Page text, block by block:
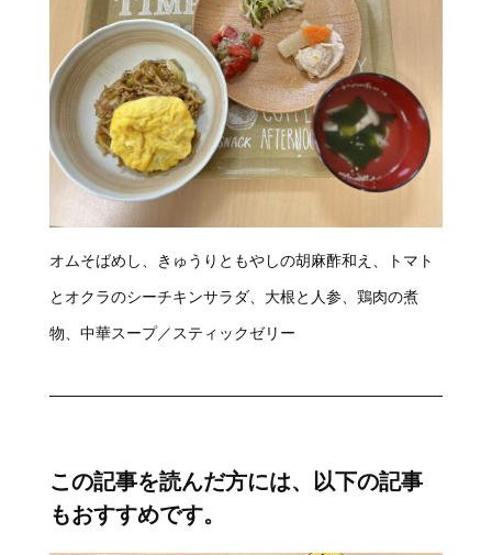
オムそばめし、きゅうりともやしの胡麻酢和え、トマト
とオクラのシーチキンサラダ、大根と人参、鶏肉の煮
物、中華スープ／スティックゼリー
この記事を読んだ方には、以下の記事
もおすすめです。